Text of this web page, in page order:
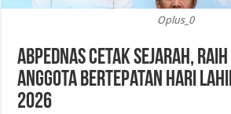
Oplus_0
ABPEDNAS Cetak Sejarah,
Anggota Bertepatan Hari
2026